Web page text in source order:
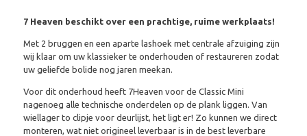
7 Heaven beschikt over een prachtige, ruime werkplaats!
Met 2 bruggen en een aparte lashoek met centrale afzuiging zijn
wij klaar om uw klassieker te onderhouden of restaureren zodat
uw geliefde bolide nog jaren meekan.
Voor dit onderhoud heeft 7Heaven voor de Classic Mini
nagenoeg alle technische onderdelen op de plank liggen. Van
wiellager to clipje voor deurlijst, het ligt er! Zo kunnen we direct
monteren, wat niet origineel leverbaar is in de best leverbare